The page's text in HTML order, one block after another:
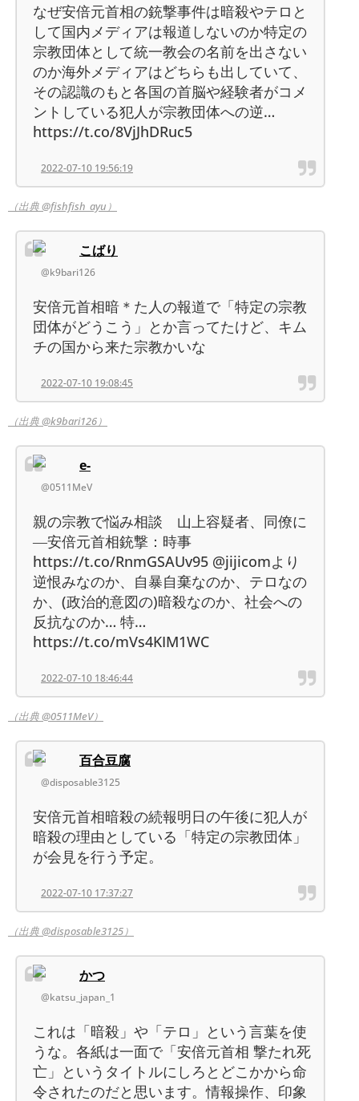
なぜ安倍元首相の銃撃事件は暗殺やテロと
して国内メディアは報道しないのか特定の
宗教団体として統一教会の名前を出さない
のか海外メディアはどちらも出していて、
その認識のもと各国の首脳や経験者がコメ
ントしている犯人が宗教団体への逆…
https://t.co/8VjJhDRuc5
2022-07-10 19:56:19
（出典 @fishfish_ayu）
こばり
@k9bari126
安倍元首相暗＊た人の報道で「特定の宗教
団体がどうこう」とか言ってたけど、キム
チの国から来た宗教かいな
2022-07-10 19:08:45
（出典 @k9bari126）
e-
@0511MeV
親の宗教で悩み相談 山上容疑者、同僚に
―安倍元首相銃撃：時事
https://t.co/RnmGSAUv95 @jijicomより
逆恨みなのか、自暴自棄なのか、テロなの
か、(政治的意図の)暗殺なのか、社会への
反抗なのか… 特…
https://t.co/mVs4KIM1WC
2022-07-10 18:46:44
（出典 @0511MeV）
百合豆腐
@disposable3125
安倍元首相暗殺の続報明日の午後に犯人が
暗殺の理由としている「特定の宗教団体」
が会見を行う予定。
2022-07-10 17:37:27
（出典 @disposable3125）
かつ
@katsu_japan_1
これは「暗殺」や「テロ」という言葉を使
うな。各紙は一面で「安倍元首相 撃たれ死
亡」というタイトルにしろとどこかから命
令されたのだと思います。情報操作、印象